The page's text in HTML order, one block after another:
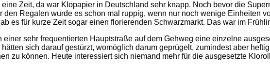
Zeit, da war Klopapier in Deutschland sehr knapp. Noch bevor die
den Regalen wurde es schon mal ruppig, wenn nur noch wenige Einheiten
es für kurze Zeit sogar einen florierenden Schwarzmarkt. Das war im
sehr frequentierten Hauptstraße auf dem Gehweg eine einzelne
sich darauf gestürzt, womöglich darum geprügelt, zumindest aber
zu können. Heute interessiert sich niemand mehr für die ausgesetzte